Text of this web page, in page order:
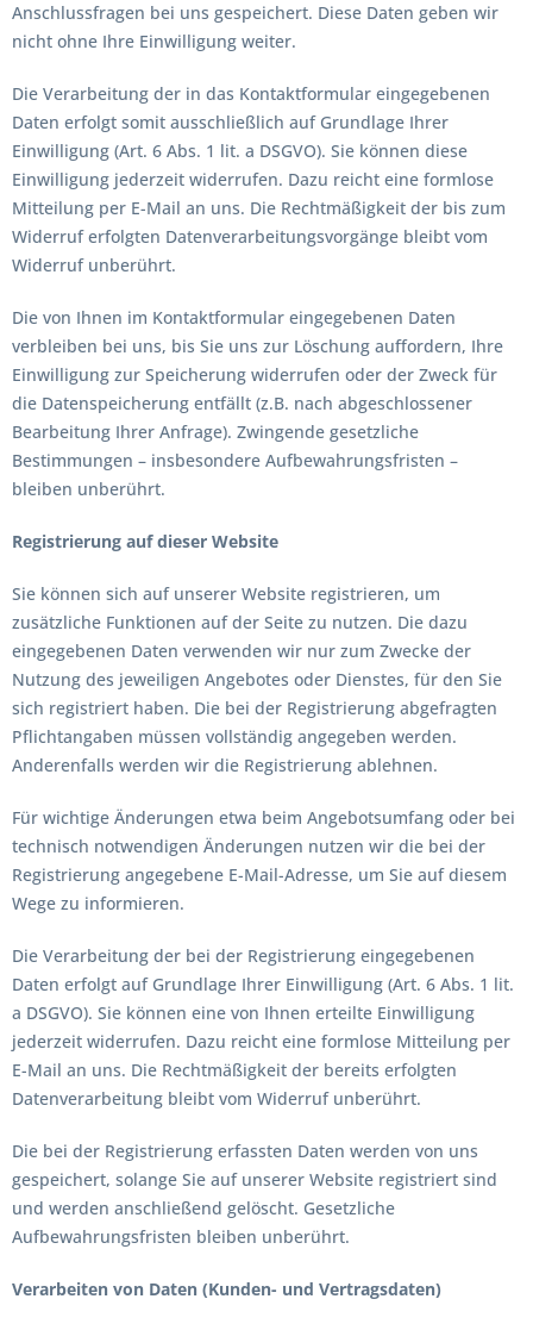
Anschlussfragen bei uns gespeichert. Diese Daten geben wir
nicht ohne Ihre Einwilligung weiter.
Die Verarbeitung der in das Kontaktformular eingegebenen
Daten erfolgt somit ausschließlich auf Grundlage Ihrer
Einwilligung (Art. 6 Abs. 1 lit. a DSGVO). Sie können diese
Einwilligung jederzeit widerrufen. Dazu reicht eine formlose
Mitteilung per E-Mail an uns. Die Rechtmäßigkeit der bis zum
Widerruf erfolgten Datenverarbeitungsvorgänge bleibt vom
Widerruf unberührt.
Die von Ihnen im Kontaktformular eingegebenen Daten
verbleiben bei uns, bis Sie uns zur Löschung auffordern, Ihre
Einwilligung zur Speicherung widerrufen oder der Zweck für
die Datenspeicherung entfällt (z.B. nach abgeschlossener
Bearbeitung Ihrer Anfrage). Zwingende gesetzliche
Bestimmungen – insbesondere Aufbewahrungsfristen –
bleiben unberührt.
Registrierung auf dieser Website
Sie können sich auf unserer Website registrieren, um
zusätzliche Funktionen auf der Seite zu nutzen. Die dazu
eingegebenen Daten verwenden wir nur zum Zwecke der
Nutzung des jeweiligen Angebotes oder Dienstes, für den Sie
sich registriert haben. Die bei der Registrierung abgefragten
Pflichtangaben müssen vollständig angegeben werden.
Anderenfalls werden wir die Registrierung ablehnen.
Für wichtige Änderungen etwa beim Angebotsumfang oder bei
technisch notwendigen Änderungen nutzen wir die bei der
Registrierung angegebene E-Mail-Adresse, um Sie auf diesem
Wege zu informieren.
Die Verarbeitung der bei der Registrierung eingegebenen
Daten erfolgt auf Grundlage Ihrer Einwilligung (Art. 6 Abs. 1 lit.
a DSGVO). Sie können eine von Ihnen erteilte Einwilligung
jederzeit widerrufen. Dazu reicht eine formlose Mitteilung per
E-Mail an uns. Die Rechtmäßigkeit der bereits erfolgten
Datenverarbeitung bleibt vom Widerruf unberührt.
Die bei der Registrierung erfassten Daten werden von uns
gespeichert, solange Sie auf unserer Website registriert sind
und werden anschließend gelöscht. Gesetzliche
Aufbewahrungsfristen bleiben unberührt.
Verarbeiten von Daten (Kunden- und Vertragsdaten)